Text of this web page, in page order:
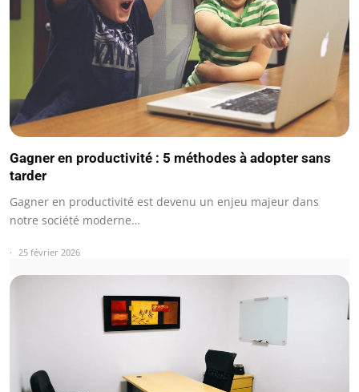
Gagner en productivité : 5 méthodes à adopter sans
tarder
Gagner en productivité est devenu un enjeu majeur dans
notre société moderne…
25 février 2026